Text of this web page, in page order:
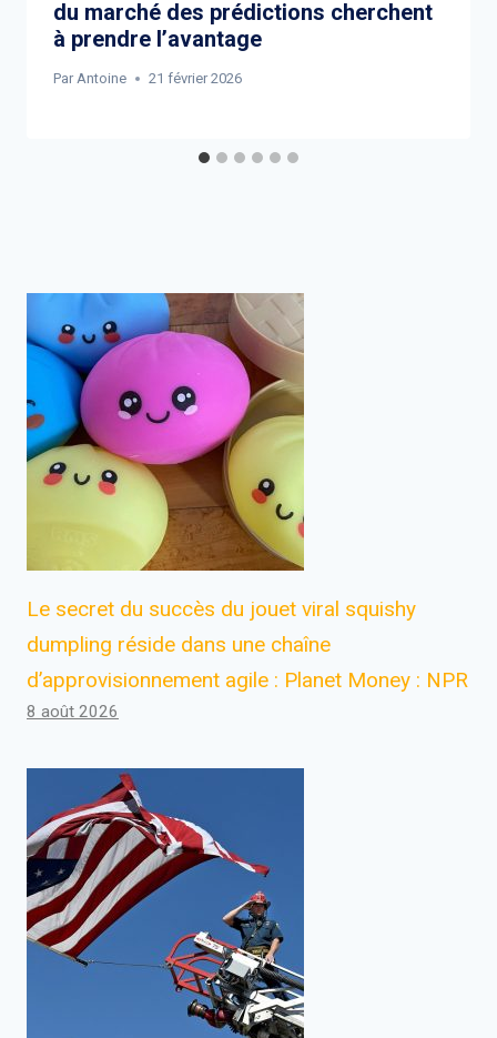
du marché des prédictions cherchent
à prendre l’avantage
Par Antoine 21 février 2026
Le secret du succès du jouet viral squishy
dumpling réside dans une chaîne
d’approvisionnement agile : Planet Money : NPR
8 août 2026